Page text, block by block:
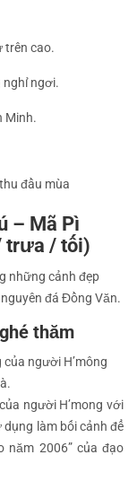
trên cao.
nghỉ ngơi.
Minh.
đầu mùa
– Mã Pì
trưa / tối)
những cảnh đẹp
đá Đồng Văn.
thăm
người H’mông
người H’mong với
làm bối cảnh để
năm 2006” của đạo